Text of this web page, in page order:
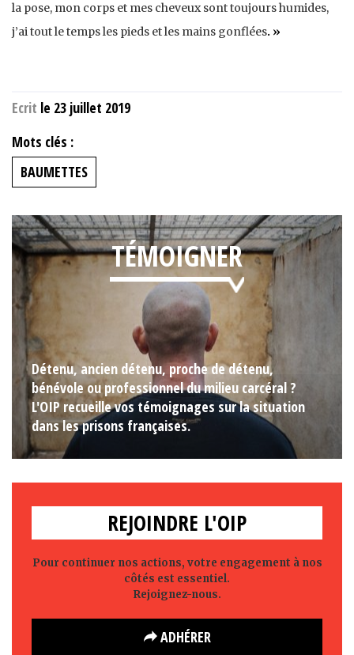
la pose, mon corps et mes cheveux sont toujours humides,
j’ai tout le temps les pieds et les mains gonflées. »
Ecrit le 23 juillet 2019
Mots clés :
BAUMETTES
TÉMOIGNER
Détenu, ancien détenu, proche de détenu,
bénévole ou professionnel du milieu carcéral ?
L'OIP recueille vos témoignages sur la situation
dans les prisons françaises.
REJOINDRE L'OIP
Pour continuer nos actions, votre engagement à nos
côtés est essentiel.
Rejoignez-nous.
ADHÉRER